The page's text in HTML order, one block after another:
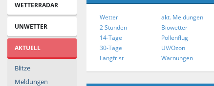
WETTERRADAR
UNWETTER
AKTUELL
Blitze
Meldungen
Wetter
2 Stunden
14-Tage
30-Tage
Langfrist
akt. Meldungen
Biowetter
Pollenflug
UV/Ozon
Warnungen